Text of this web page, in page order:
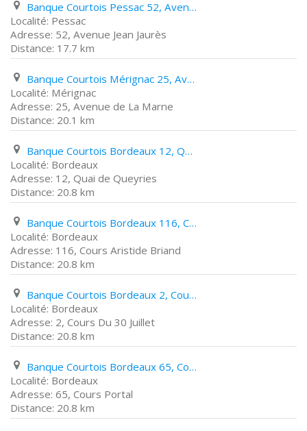
Banque Courtois Pessac 52, Avenue Jean Jaurès
Pessac
52, Avenue Jean Jaurès
17.7 km
Banque Courtois Mérignac 25, Avenue de La Marne
Mérignac
25, Avenue de La Marne
20.1 km
Banque Courtois Bordeaux 12, Quai de Queyries
Bordeaux
12, Quai de Queyries
20.8 km
Banque Courtois Bordeaux 116, Cours Aristide Briand
Bordeaux
116, Cours Aristide Briand
20.8 km
Banque Courtois Bordeaux 2, Cours Du 30 Juillet
Bordeaux
2, Cours Du 30 Juillet
20.8 km
Banque Courtois Bordeaux 65, Cours Portal
Bordeaux
65, Cours Portal
20.8 km